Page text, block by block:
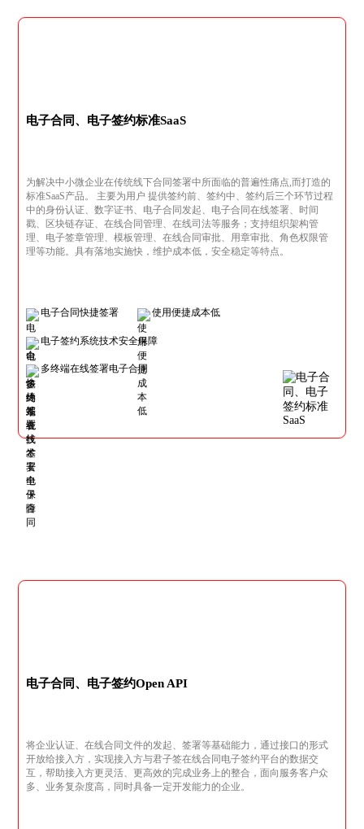
电子合同、电子签约标准SaaS
为解决中小微企业在传统线下合同签署中所面临的普遍性痛点,而打造的
标准SaaS产品。 主要为用户 提供签约前、签约中、签约后三个环节过程
中的身份认证、数字证书、电子合同发起、电子合同在线签署、时间
戳、区块链存证、在线合同管理、在线司法等服务；支持组织架构管
理、电子签章管理、模板管理、在线合同审批、用章审批、角色权限管
理等功能。具有落地实施快，维护成本低，安全稳定等特点。
电子合同快捷签署 使用便捷成本低
电子签约系统技术安全保障
多终端在线签署电子合同
电子合同、电子签约Open API
将企业认证、在线合同文件的发起、签署等基础能力，通过接口的形式
开放给接入方，实现接入方与君子签在线合同电子签约平台的数据交
互，帮助接入方更灵活、更高效的完成业务上的整合，面向服务客户众
多、业务复杂度高，同时具备一定开发能力的企业。